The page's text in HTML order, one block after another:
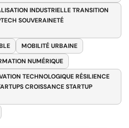
INDUSTRIELLE TRANSITION
SOUVERAINETÉ
MOBILITÉ URBAINE
NUMÉRIQUE
TECHNOLOGIQUE RÉSILIENCE
CROISSANCE STARTUP